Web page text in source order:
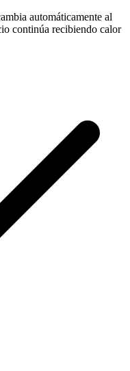
automáticamente al
continúa recibiendo calor